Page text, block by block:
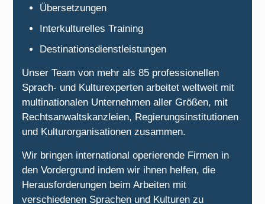
Übersetzungen
Interkulturelles Training
Destinationsdienstleistungen
Unser Team von mehr als 85 professionellen
Sprach- und Kulturexperten arbeitet weltweit mit
multinationalen Unternehmen aller Größen, mit
Rechtsanwaltskanzleien, Regierungsinstitutionen
und Kulturorganisationen zusammen.
Wir bringen international operierende Firmen in
den Vordergrund indem wir ihnen helfen, die
Herausforderungen beim Arbeiten mit
verschiedenen Sprachen und Kulturen zu